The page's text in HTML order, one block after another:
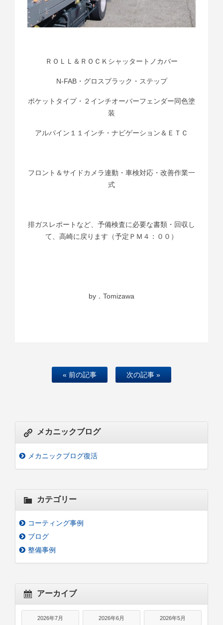
ＲＯＬＬ＆ＲＯＣＫシャッタートノカバー
N-FAB・グロスブラック・ステップ
ポケットタイプ・２インチオーバーフェンダー同色塗
装
アルパイン１１インチ・ナビゲーション＆ＥＴＣ
フロント＆サイドカメラ連動・車検対応・改善作業一
式
排ガスレポートなど、予備検査に必要な書類・回収し
て、高崎に戻ります（予定ＰＭ４：００）
by．Tomizawa
« 前の記事 次の記事 »
メカニックブログ
メカニックブログ復活
カテゴリー
コーティング事例
ブログ
整備事例
アーカイブ
2026年7月 2026年6月 2026年5月